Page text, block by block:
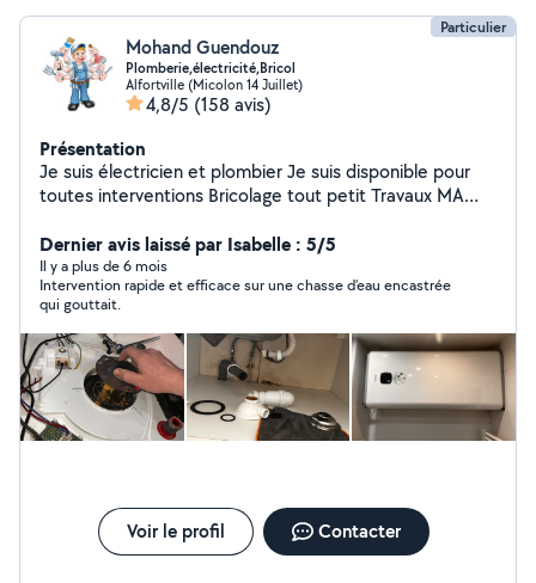
Particulier
Mohand Guendouz
Plomberie,électricité,Bricol
Alfortville (Micolon 14 Juillet)
4,8/5 (158 avis)
Présentation
Je suis électricien et plombier Je suis disponible pour
toutes interventions Bricolage tout petit Travaux MA
8h jusqu'à 15h * LUNDI 8h jusqu'à 20h * MARDI 8h
jusqu'à 20h * MERCREDI 8h jusqu'à 20h * JEUDI 8h
jusqu'à 20h * VENDREDI 8h jusqu'à 20h
Dernier avis laissé par Isabelle : 5/5
Il y a plus de 6 mois
Intervention rapide et efficace sur une chasse d’eau encastrée
qui gouttait.
Voir le profil Contacter